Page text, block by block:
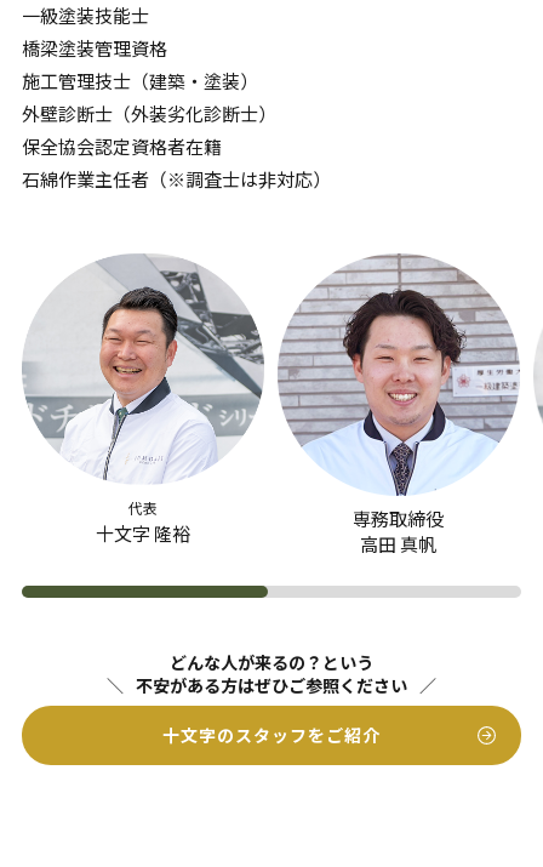
一級塗装技能士
橋梁塗装管理資格
施工管理技士（建築・塗装）
外壁診断士（外装劣化診断士）
保全協会認定資格者在籍
石綿作業主任者（※調査士は非対応）
代表
十文字 隆裕
専務取締役
高田 真帆
どんな人が来るの？という
不安がある方はぜひご参照ください
十文字のスタッフをご紹介